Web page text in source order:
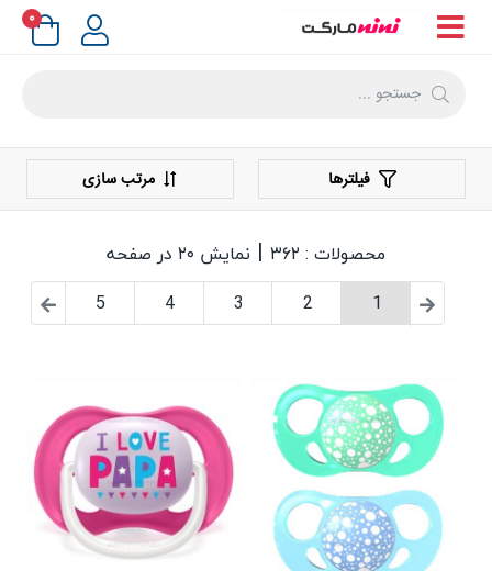
۰
فیلترها مرتب سازی
محصولات : ۳۶۲ | نمایش ۲۰ در صفحه
1
2
3
4
5